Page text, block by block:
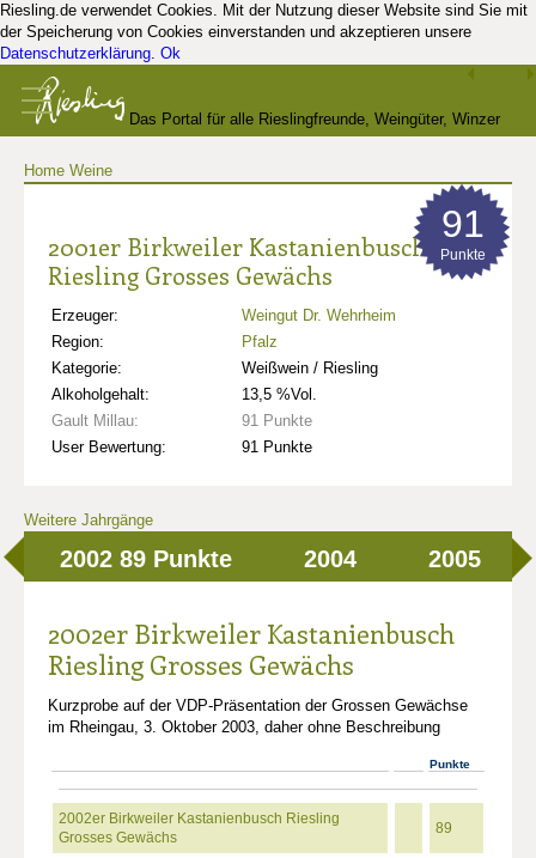
Riesling.de verwendet Cookies. Mit der Nutzung dieser Website sind Sie mit
der Speicherung von Cookies einverstanden und akzeptieren unsere
Datenschutzerklärung. Ok
Das Portal für alle Rieslingfreunde, Weingüter, Winzer
Home Weine
2001er Birkweiler Kastanienbusch
Riesling Grosses Gewächs
Erzeuger:
Weingut Dr. Wehrheim
Region:
Pfalz
Kategorie:
Weißwein / Riesling
Alkoholgehalt:
13,5 %Vol.
Gault Millau:
91 Punkte
User Bewertung:
91 Punkte
91
Punkte
Weitere Jahrgänge
2002 89 Punkte 2004 2005
2002er Birkweiler Kastanienbusch
Riesling Grosses Gewächs
Kurzprobe auf der VDP-Präsentation der Grossen Gewächse
im Rheingau, 3. Oktober 2003, daher ohne Beschreibung
Punkte
2002er Birkweiler Kastanienbusch Riesling
Grosses Gewächs
89